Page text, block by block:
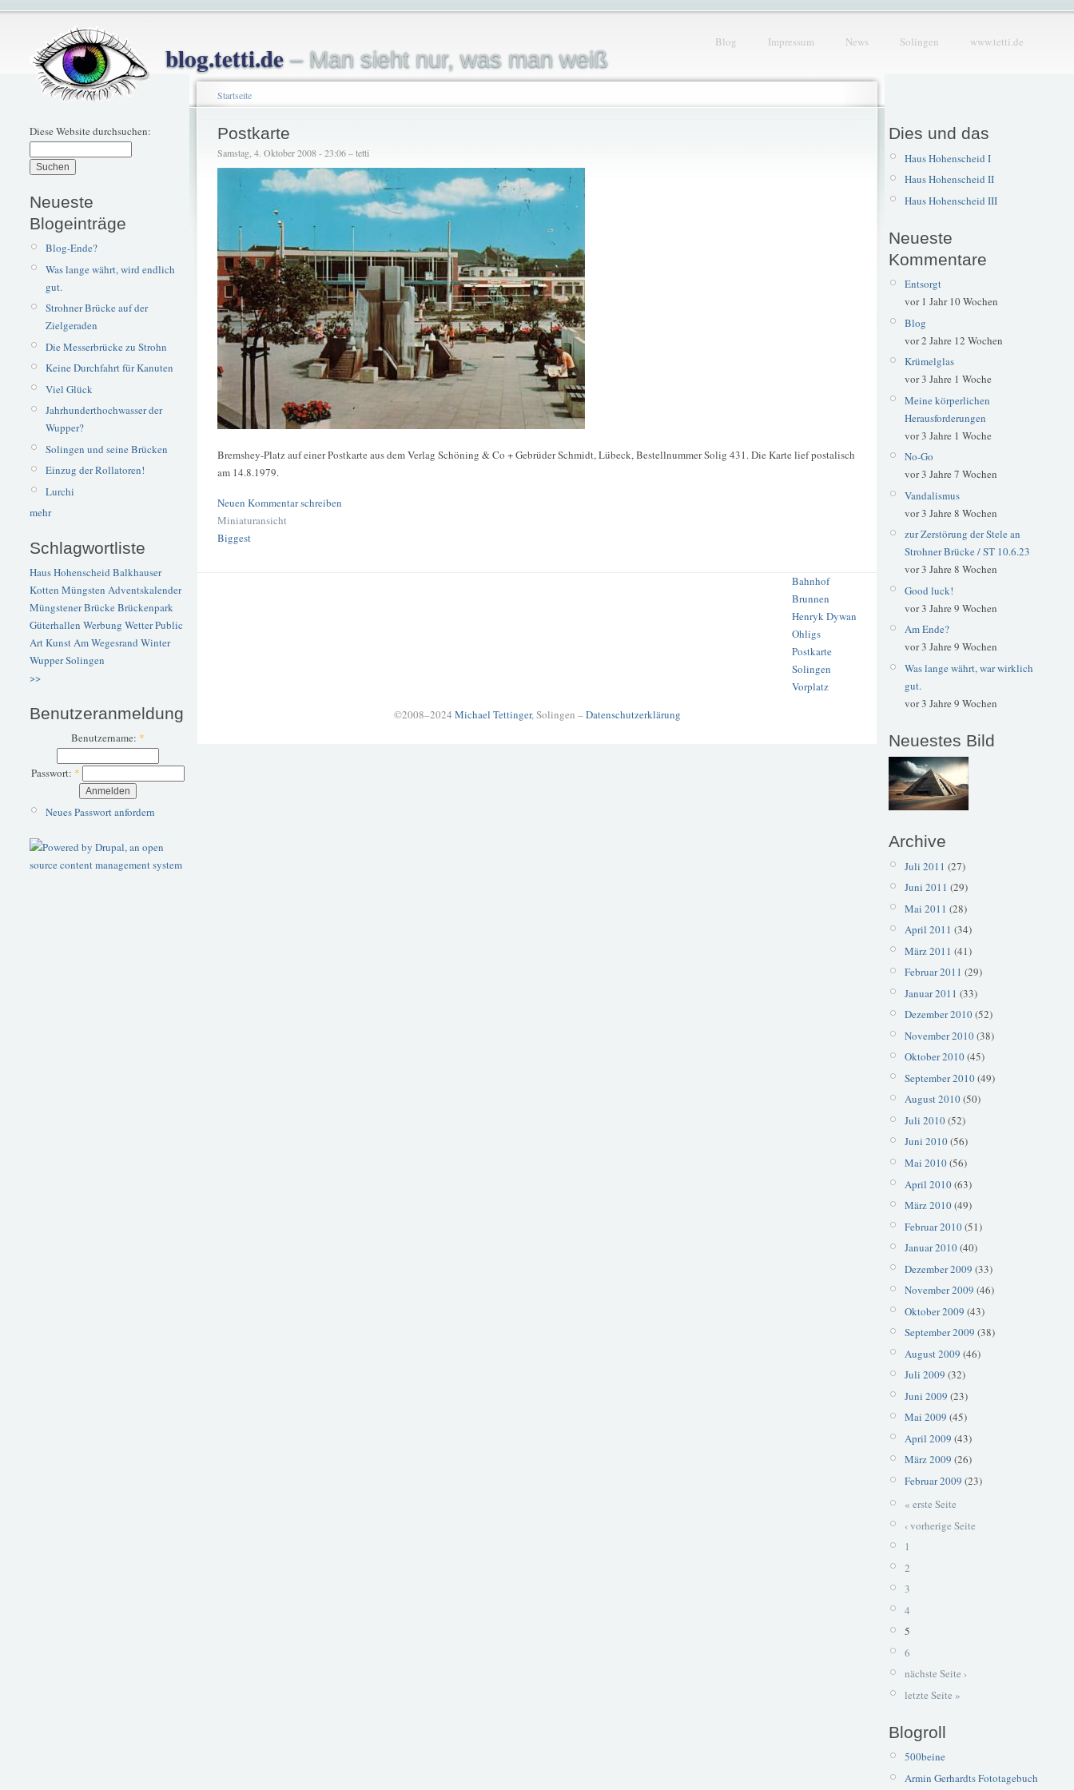
blog.tetti.de– Man sieht nur, was man weiß
Blog Impressum News Solingen www.tetti.de
Diese Website durchsuchen:
Neueste
Blogeinträge
Blog-Ende?
Was lange währt, wird endlich
gut.
Strohner Brücke auf der
Zielgeraden
Die Messerbrücke zu Strohn
Keine Durchfahrt für Kanuten
Viel Glück
Jahrhunderthochwasser der
Wupper?
Solingen und seine Brücken
Einzug der Rollatoren!
Lurchi
mehr
Schlagwortliste
Haus Hohenscheid Balkhauser
Kotten Müngsten Adventskalender
Müngstener BrückeBrückenpark
Güterhallen Werbung WetterPublic
ArtKunstAm Wegesrand Winter
WupperSolingen
>>
Benutzeranmeldung
Benutzername: *
Passwort: *
Neues Passwort anfordern
Startseite
Postkarte
Samstag, 4. Oktober 2008 - 23:06 – tetti
Bremshey-Platz auf einer Postkarte aus dem Verlag Schöning & Co + Gebrüder Schmidt, Lübeck, Bestellnummer Solig 431. Die Karte lief postalisch
am 14.8.1979.
Neuen Kommentar schreiben
Miniaturansicht
Biggest
Bahnhof
Brunnen
Henryk Dywan
Ohligs
Postkarte
Solingen
Vorplatz
©2008–2024 Michael Tettinger, Solingen –Datenschutzerklärung
Dies und das
Haus Hohenscheid I
Haus Hohenscheid II
Haus Hohenscheid III
Neueste
Kommentare
Entsorgt
vor 1 Jahr 10 Wochen
Blog
vor 2 Jahre 12 Wochen
Krümelglas
vor 3 Jahre 1 Woche
Meine körperlichen
Herausforderungen
vor 3 Jahre 1 Woche
No-Go
vor 3 Jahre 7 Wochen
Vandalismus
vor 3 Jahre 8 Wochen
zur Zerstörung der Stele an
Strohner Brücke / ST 10.6.23
vor 3 Jahre 8 Wochen
Good luck!
vor 3 Jahre 9 Wochen
Am Ende?
vor 3 Jahre 9 Wochen
Was lange währt, war wirklich
gut.
vor 3 Jahre 9 Wochen
Neuestes Bild
Archive
Juli 2011 (27)
Juni 2011 (29)
Mai 2011 (28)
April 2011 (34)
März 2011 (41)
Februar 2011 (29)
Januar 2011 (33)
Dezember 2010(52)
November 2010(38)
Oktober 2010(45)
September 2010(49)
August 2010(50)
Juli 2010(52)
Juni 2010(56)
Mai 2010(56)
April 2010(63)
März 2010(49)
Februar 2010(51)
Januar 2010(40)
Dezember 2009 (33)
November 2009 (46)
Oktober 2009 (43)
September 2009 (38)
August 2009 (46)
Juli 2009 (32)
Juni 2009 (23)
Mai 2009 (45)
April 2009 (43)
März 2009 (26)
Februar 2009 (23)
« erste Seite
‹ vorherige Seite
1
2
3
4
5
6
nächste Seite ›
letzte Seite »
Blogroll
500beine
Armin Gerhardts Fototagebuch